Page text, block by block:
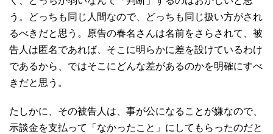
う。どっちも同じ人間なので、どっちも同じ扱い方がされ
るべきだと思う。原告の春名さんは名前をさらされて、被
告人は匿名であれば、そこに明らかに差を設けているわけ
であるから、ではそこにどんな差があるのかを明確にすべ
きだと思う。
たしかに、その被告人は、事が公になることが嫌なので、
示談金を支払って「なかったこと」にしてもらったのだと